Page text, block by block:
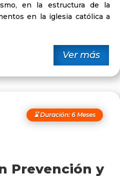
en la estructura de la
en la iglesia católica a
Ver más
⌛ Duración: 6 Meses
Prevención y